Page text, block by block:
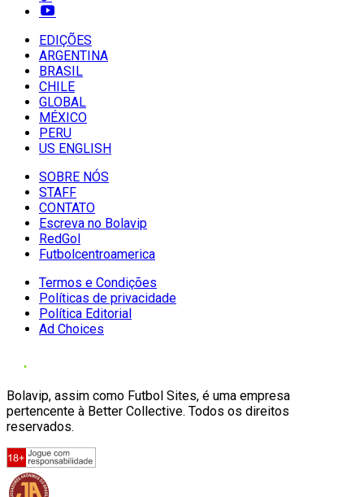
EDIÇÕES
ARGENTINA
BRASIL
CHILE
GLOBAL
MÉXICO
PERU
US ENGLISH
SOBRE NÓS
STAFF
CONTATO
Escreva no Bolavip
RedGol
Futbolcentroamerica
Termos e Condições
Políticas de privacidade
Política Editorial
Ad Choices
Bolavip, assim como Futbol Sites, é uma empresa
pertencente à Better Collective. Todos os direitos
reservados.